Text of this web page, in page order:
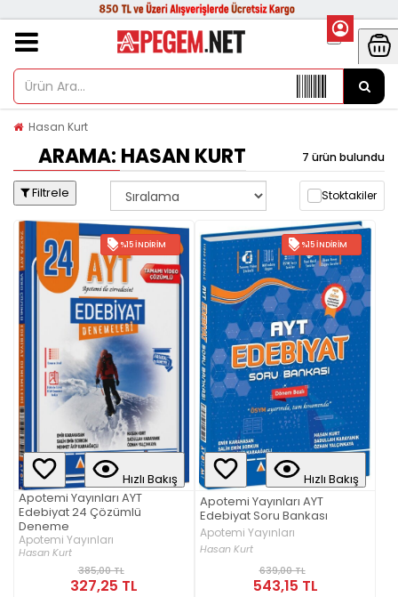
Hasan Kurt
ARAMA: HASAN KURT 7 ürün bulundu
Filtrele Stoktakiler
%15 İNDIRIM
Hızlı Bakış
Apotemi Yayınları AYT
Edebiyat 24 Çözümlü
Deneme
Apotemi Yayınları
Hasan Kurt
385,00 TL
327,25 TL
%15 İNDIRIM
Hızlı Bakış
Apotemi Yayınları AYT
Edebiyat Soru Bankası
Apotemi Yayınları
Hasan Kurt
639,00 TL
543,15 TL